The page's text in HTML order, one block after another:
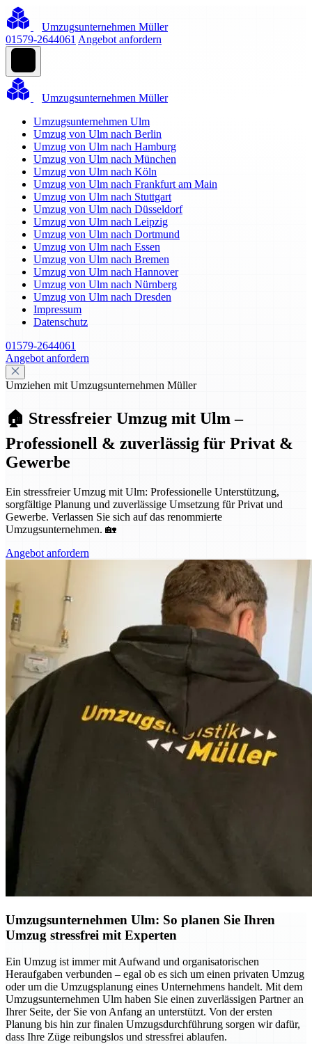
Umzugsunternehmen Müller
01579-2644061 Angebot anfordern
Umzugsunternehmen Müller
Umzugsunternehmen Ulm
Umzug von Ulm nach Berlin
Umzug von Ulm nach Hamburg
Umzug von Ulm nach München
Umzug von Ulm nach Köln
Umzug von Ulm nach Frankfurt am Main
Umzug von Ulm nach Stuttgart
Umzug von Ulm nach Düsseldorf
Umzug von Ulm nach Leipzig
Umzug von Ulm nach Dortmund
Umzug von Ulm nach Essen
Umzug von Ulm nach Bremen
Umzug von Ulm nach Hannover
Umzug von Ulm nach Nürnberg
Umzug von Ulm nach Dresden
Impressum
Datenschutz
01579-2644061
Angebot anfordern
Umziehen mit Umzugsunternehmen Müller
🏠 Stressfreier Umzug mit Ulm –
Professionell & zuverlässig für Privat &
Gewerbe
Ein stressfreier Umzug mit Ulm: Professionelle Unterstützung,
sorgfältige Planung und zuverlässige Umsetzung für Privat und
Gewerbe. Verlassen Sie sich auf das renommierte
Umzugsunternehmen. 🏡
Angebot anfordern
Umzugsunternehmen Ulm: So planen Sie Ihren
Umzug stressfrei mit Experten
Ein Umzug ist immer mit Aufwand und organisatorischen
Heraufgaben verbunden – egal ob es sich um einen privaten Umzug
oder um die Umzugsplanung eines Unternehmens handelt. Mit dem
Umzugsunternehmen Ulm haben Sie einen zuverlässigen Partner an
Ihrer Seite, der Sie von Anfang an unterstützt. Von der ersten
Planung bis hin zur finalen Umzugsdurchführung sorgen wir dafür,
dass Ihre Züge reibungslos und stressfrei ablaufen.